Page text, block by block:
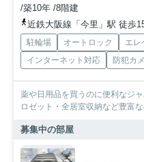
/築10年 /8階建
近鉄大阪線「今里」駅 徒歩
駐輪場 オートロック エレ
インターネット対応
防犯カ
薬や日用品を買うのに便利なジ
ロゼット・全居室収納など豊富
募集中の部屋